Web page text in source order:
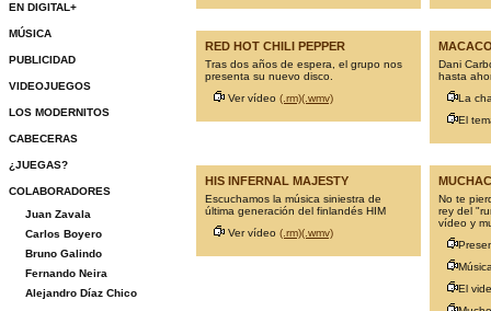
EN DIGITAL+
MÚSICA
PUBLICIDAD
VIDEOJUEGOS
LOS MODERNITOS
CABECERAS
¿JUEGAS?
COLABORADORES
Juan Zavala
Carlos Boyero
Bruno Galindo
Fernando Neira
Alejandro Díaz Chico
RED HOT CHILI PEPPER
Tras dos años de espera, el grupo nos
presenta su nuevo disco.
Ver vídeo (.rm)(.wmv)
Dani
hasta
La
El
HIS INFERNAL MAJESTY
Escuchamos la música siniestra de
última generación del finlandés HIM
Ver vídeo (.rm)(.wmv)
No te
rey del
vídeo y
El